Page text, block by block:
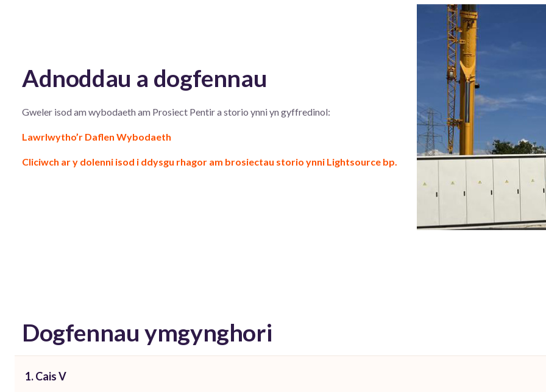
Adnoddau a dogfennau
Gweler isod am wybodaeth am Prosiect Pentir a storio ynni yn gyffredinol:
Lawrlwytho’r Daflen Wybodaeth
Cliciwch ar y dolenni isod i ddysgu rhagor am brosiectau storio ynni Lightsource bp.
Dogfennau ymgynghori
1. Cais V